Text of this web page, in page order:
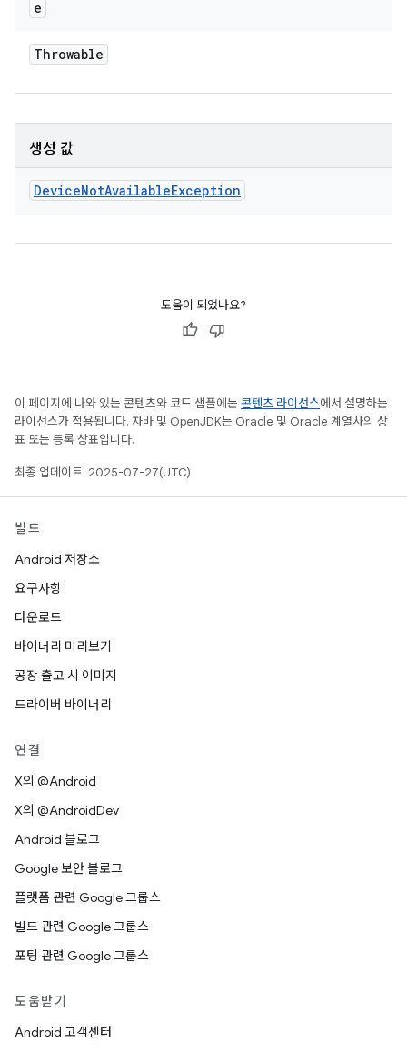
e
Throwable
생성 값
DeviceNotAvailableException
도움이 되었나요?
이 페이지에 나와 있는 콘텐츠와 코드 샘플에는 콘텐츠 라이선스에서 설명하는
라이선스가 적용됩니다. 자바 및 OpenJDK는 Oracle 및 Oracle 계열사의 상
표 또는 등록 상표입니다.
최종 업데이트: 2025-07-27(UTC)
빌드
Android 저장소
요구사항
다운로드
바이너리 미리보기
공장 출고 시 이미지
드라이버 바이너리
연결
X의 @Android
X의 @AndroidDev
Android 블로그
Google 보안 블로그
플랫폼 관련 Google 그룹스
빌드 관련 Google 그룹스
포팅 관련 Google 그룹스
도움받기
Android 고객센터